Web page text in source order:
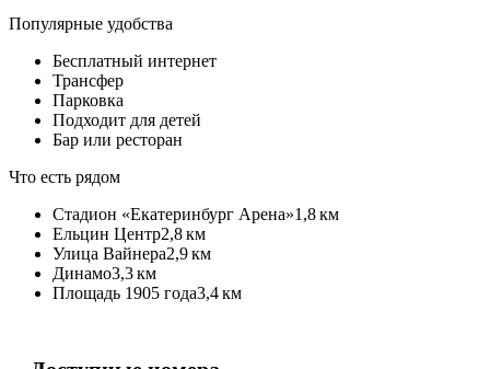
Популярные удобства
Бесплатный интернет
Трансфер
Парковка
Подходит для детей
Бар или ресторан
Что есть рядом
Стадион «Екатеринбург Арена»1,8 км
Ельцин Центр2,8 км
Улица Вайнера2,9 км
Динамо3,3 км
Площадь 1905 года3,4 км